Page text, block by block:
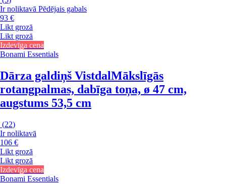
Ir noliktavā Pēdējais gabals
93 €
Likt grozā
Likt grozā
Izdevīga cena
Bonami Essentials
Dārza galdiņš VistdalMākslīgās
rotangpalmas, dabīga toņa, ø 47 cm,
augstums 53,5 cm
(22)
Ir noliktavā
106 €
Likt grozā
Likt grozā
Izdevīga cena
Bonami Essentials